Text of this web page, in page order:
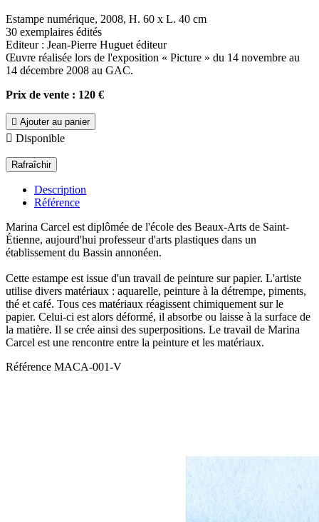
Estampe numérique, 2008, H. 60 x L. 40 cm
30 exemplaires édités
Editeur : Jean-Pierre Huguet éditeur
Œuvre réalisée lors de l'exposition « Picture » du 14 novembre au
14 décembre 2008 au GAC.
Prix de vente : 120 €
 Ajouter au panier
 Disponible
Description
Référence
Marina Carcel est diplômée de l'école des Beaux-Arts de Saint-
Étienne, aujourd'hui professeur d'arts plastiques dans un
établissement du Bassin annonéen.
Cette estampe est issue d'un travail de peinture sur papier. L'artiste
utilise divers matériaux : aquarelle, peinture à la détrempe, piments,
thé et café. Tous ces matériaux réagissent chimiquement sur le
papier. Celui-ci est alors déformé, il absorbe ou laisse à la surface de
la matière. Il se crée ainsi des superpositions. Le travail de Marina
Carcel est une rencontre entre la peinture et les matériaux.
Référence MACA-001-V